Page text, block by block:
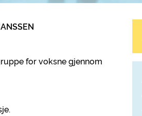
for voksne gjennom